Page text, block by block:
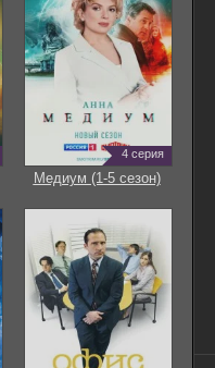
4 серия
Медиум (1-5 сезон)